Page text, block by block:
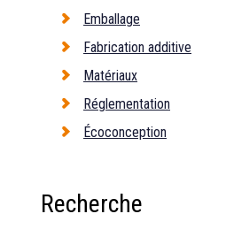
Emballage
Fabrication additive
Matériaux
Réglementation
Écoconception
Recherche